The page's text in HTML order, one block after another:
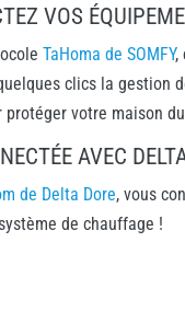
VOS
TaHoma de SOMFY,
clics la gestion
votre maison
AVEC
de Delta Dore, vous
de chauffage !